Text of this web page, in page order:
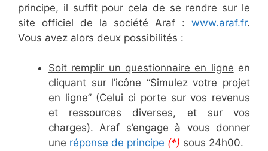
principe, il suffit pour cela de se rendre sur le
site officiel de la société Araf : www.araf.fr.
Vous avez alors deux possibilités :
Soit remplir un questionnaire en ligne en
cliquant sur l’icône “Simulez votre projet
en ligne” (Celui ci porte sur vos revenus
et ressources diverses, et sur vos
charges). Araf s’engage à vous donner
une réponse de principe (*) sous 24h00.